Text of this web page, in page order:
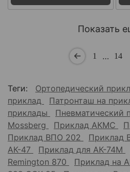
Показать
1 … 14
Теги: Ортопедический
приклад
Патронташ на
приклады
Пневматический
Mossberg
Приклад АКМС
Приклад ВПО 202
Приклад
АК-47
Приклад для АК-74М
Remington 870
Приклад на